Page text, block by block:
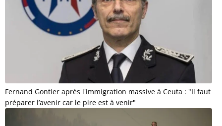
Fernand Gontier après l'immigration massive à Ceuta : "Il faut
préparer l’avenir car le pire est à venir"